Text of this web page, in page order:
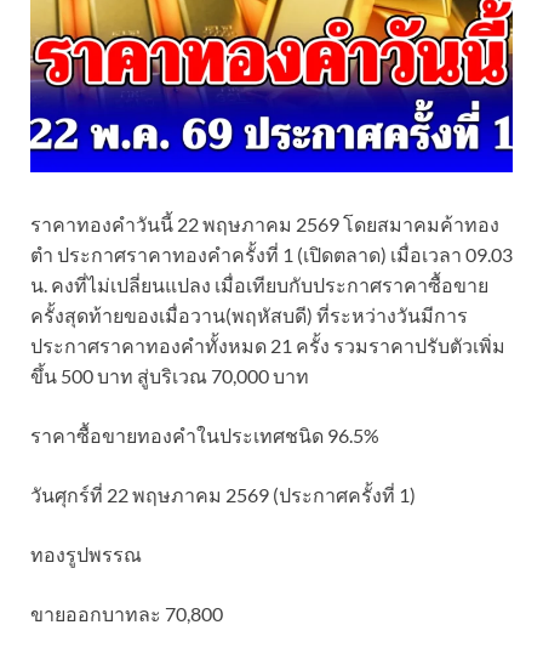
ราคาทองคำวันนี้ 22 พฤษภาคม 2569 โดยสมาคมค้าทอง
ตำ ประกาศราคาทองคำครั้งที่ 1 (เปิดตลาด) เมื่อเวลา 09.03
น. คงที่ไม่เปลี่ยนแปลง เมื่อเทียบกับประกาศราคาซื้อขาย
ครั้งสุดท้ายของเมื่อวาน(พฤหัสบดี) ที่ระหว่างวันมีการ
ประกาศราคาทองคำทั้งหมด 21 ครั้ง รวมราคาปรับตัวเพิ่ม
ขึ้น 500 บาท สู่บริเวณ 70,000 บาท
ราคาซื้อขายทองคําในประเทศชนิด 96.5%
วันศุกร์ที่ 22 พฤษภาคม 2569 (ประกาศครั้งที่ 1)
ทองรูปพรรณ
ขายออกบาทละ 70,800